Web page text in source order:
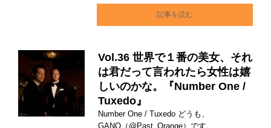
記事を読む
Vol.36 世界で１番の美女、それ
は君だって言われたら女性は嬉
しいのかな。『Number One /
Tuxedo』
Number One / Tuxedo どうも、
GANO（@Past_Orange）です。